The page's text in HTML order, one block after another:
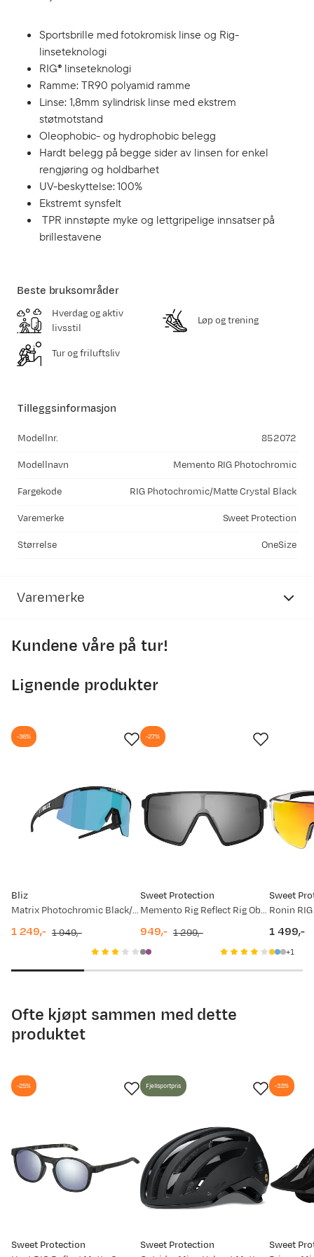
Sportsbrille med fotokromisk linse og Rig-
linseteknologi
RIG® linseteknologi
Ramme: TR90 polyamid ramme
Linse: 1,8mm sylindrisk linse med ekstrem
støtmotstand
Oleophobic- og hydrophobic belegg
Hardt belegg på begge sider av linsen for enkel
rengjøring og holdbarhet
UV-beskyttelse: 100%
Ekstremt synsfelt
TPR innstøpte myke og lettgripelige innsatser på
brillestavene
Tilleggsinformasjon
Modellnr. 852072
Modellnavn Memento RIG Photochromic
Fargekode RIG Photochromic/Matte Crystal Black
Varemerke Sweet Protection
Størrelse OneSize
Beste bruksområder
Hverdag og aktiv
livsstil
Løp og trening
Tur og friluftsliv
Varemerke
Kundene våre på tur!
Lignende produkter
Bliz
Matrix Photochromic Black/Photochromic Brown Blue
-36%
1 249,- 1 949,-
Sweet Protection
Memento Rig Reflect Rig Obsidian/Matte Black
-27%
discounted
949,-
original
1 299,-
Sweet
price
1 499,-
1
Ofte kjøpt sammen med dette
produktet
Sweet Protection
-25%
Sweet Protection
Fjellsportpris
Sweet
-33%